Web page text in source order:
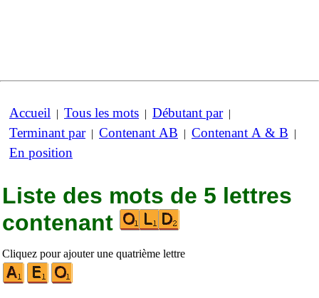
Accueil | Tous les mots | Débutant par|
Terminant par| Contenant AB | Contenant A & B |
En position
Liste des mots de 5 lettres
contenant
Cliquez pour ajouter une quatrième lettre